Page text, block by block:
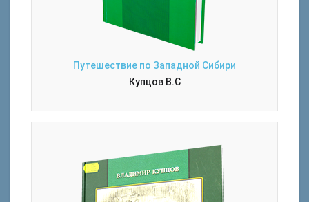
Путешествие по Западной Сибири
Купцов В.С